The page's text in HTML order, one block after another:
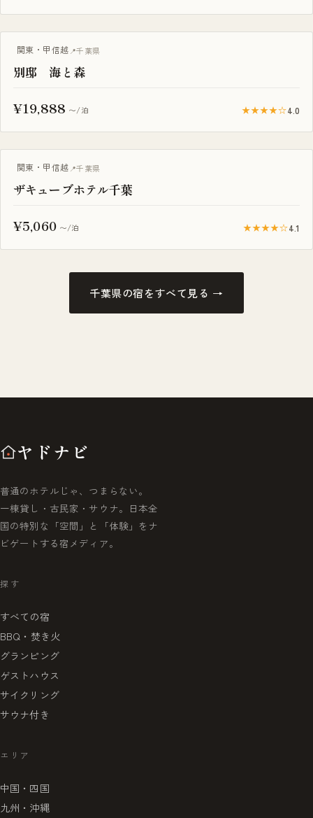
露天風呂付き客室
関東・甲信越 千葉県
別邸 海と森
¥19,888 〜/泊 ★★★★☆4.0
露天風呂付き客室
関東・甲信越 千葉県
ザキューブホテル千葉
¥5,060 〜/泊 ★★★★☆4.1
千葉県の宿をすべて見る →
ヤドナビ
普通のホテルじゃ、つまらない。
一棟貸し・古民家・サウナ。日本全
国の特別な「空間」と「体験」をナ
ビゲートする宿メディア。
探す
すべての宿
BBQ・焚き火
グランピング
ゲストハウス
サイクリング
サウナ付き
エリア
中国・四国
九州・沖縄